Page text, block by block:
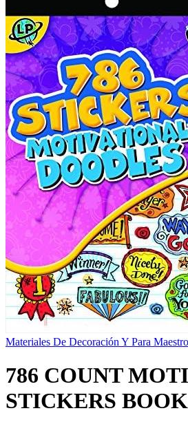
Materiales De Decoración Y Para
786 COUNT
STICKERS BOOK